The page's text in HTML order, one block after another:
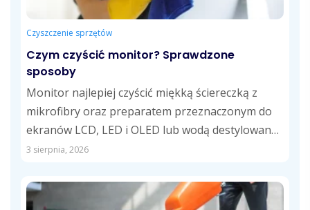
Czyszczenie sprzętów
Czym czyścić monitor? Sprawdzone
sposoby
Monitor najlepiej czyścić miękką ściereczką z
mikrofibry oraz preparatem przeznaczonym do
ekranów LCD, LED i OLED lub wodą destylowaną.
Takie...
3 sierpnia, 2026